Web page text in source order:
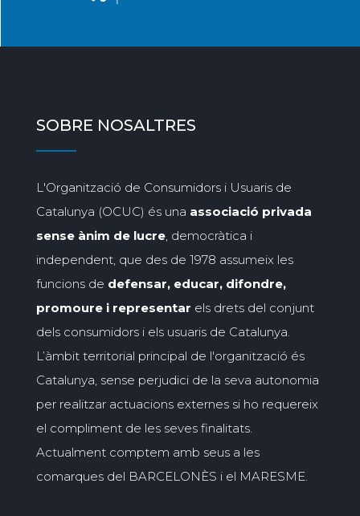
SOBRE NOSALTRES
L'Organització de Consumidors i Usuaris de
Catalunya (OCUC) és una associació privada
sense ànim de lucre, democràtica i
independent, que des de 1978 assumeix les
funcions de defensar, educar, difondre,
promoure i representar els drets del conjunt
dels consumidors i els usuaris de Catalunya.
L’àmbit territorial principal de l'organització és
Catalunya, sense perjudici de la seva autonomia
per realitzar actuacions externes si ho requereix
el compliment de les seves finalitats.
Actualment comptem amb seus a les
comarques del BARCELONÈS i el MARESME.